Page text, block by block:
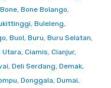
Bone, Bone Bolango,
, Buleleng,
, Buol, Buru, Buru Selatan,
Utara, Ciamis, Cianjur,
, Deli Serdang, Demak,
, Donggala, Dumai,